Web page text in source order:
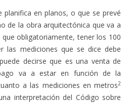
planifica en planos, o que se prevé
de la obra arquitectónica que va a
que obligatoriamente, tener los 100
las mediciones que se dice debe
decirse que es una venta de
va a estar en función de la
a las mediciones en metros2
interpretación del Código sobre